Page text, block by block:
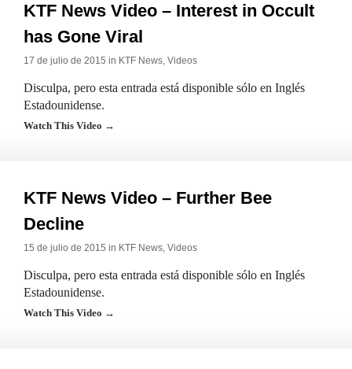
KTF News Video – Interest in Occult
has Gone Viral
17 de julio de 2015 in KTF News, Videos
Disculpa, pero esta entrada está disponible sólo en Inglés
Estadounidense.
Watch This Video →
KTF News Video – Further Bee
Decline
15 de julio de 2015 in KTF News, Videos
Disculpa, pero esta entrada está disponible sólo en Inglés
Estadounidense.
Watch This Video →